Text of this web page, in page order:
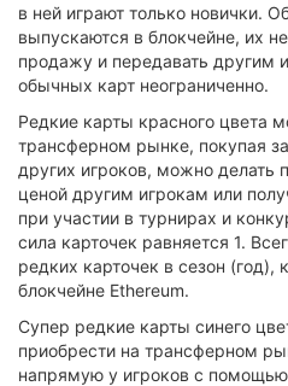
в ней играют только новички.
выпускаются в блокчейне, их
продажу и передавать другим
обычных карт неограниченно.
Редкие карты красного цвета
трансферном рынке, покупая
других игроков, можно делать
ценой другим игрокам или
при участии в турнирах и
сила карточек равняется 1.
редких карточек в сезон (год),
блокчейне Ethereum.
Супер редкие карты синего
приобрести на трансферном
напрямую у игроков с